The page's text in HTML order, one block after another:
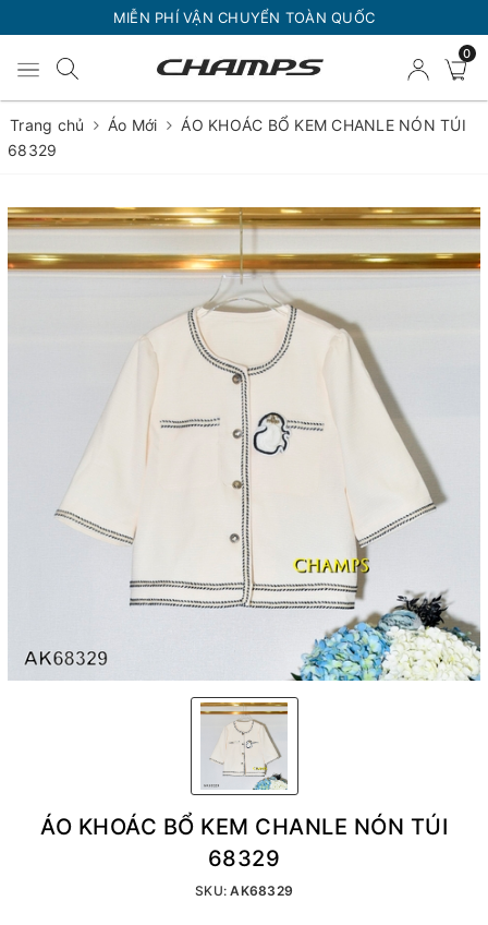
MIỄN PHÍ VẬN CHUYỂN TOÀN QUỐC
0
Trang chủ Áo Mới
ÁO KHOÁC BỔ KEM CHANLE NÓN TÚI
68329
ÁO KHOÁC BỔ KEM CHANLE NÓN TÚI
68329
SKU:AK68329